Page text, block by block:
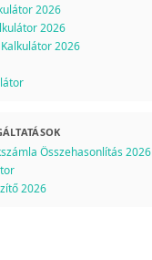
2026
2026
2026
Összehasonlítás 2026
2026